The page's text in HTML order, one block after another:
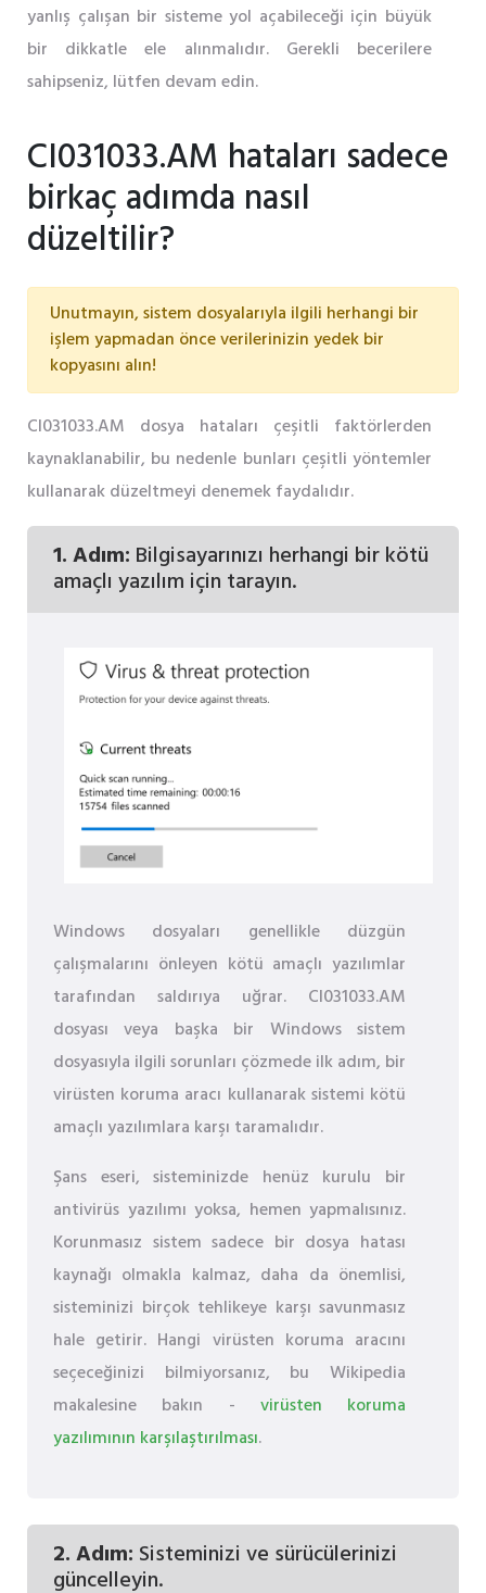
yanlış çalışan bir sisteme yol açabileceği için büyük
bir dikkatle ele alınmalıdır. Gerekli becerilere
sahipseniz, lütfen devam edin.
CI031033.AM hataları sadece
birkaç adımda nasıl
düzeltilir?
Unutmayın, sistem dosyalarıyla ilgili herhangi bir
işlem yapmadan önce verilerinizin yedek bir
kopyasını alın!
CI031033.AM dosya hataları çeşitli faktörlerden
kaynaklanabilir, bu nedenle bunları çeşitli yöntemler
kullanarak düzeltmeyi denemek faydalıdır.
1. Adım: Bilgisayarınızı herhangi bir kötü
amaçlı yazılım için tarayın.
Windows dosyaları genellikle düzgün
çalışmalarını önleyen kötü amaçlı yazılımlar
tarafından saldırıya uğrar. CI031033.AM
dosyası veya başka bir Windows sistem
dosyasıyla ilgili sorunları çözmede ilk adım, bir
virüsten koruma aracı kullanarak sistemi kötü
amaçlı yazılımlara karşı taramalıdır.
Şans eseri, sisteminizde henüz kurulu bir
antivirüs yazılımı yoksa, hemen yapmalısınız.
Korunmasız sistem sadece bir dosya hatası
kaynağı olmakla kalmaz, daha da önemlisi,
sisteminizi birçok tehlikeye karşı savunmasız
hale getirir. Hangi virüsten koruma aracını
seçeceğinizi bilmiyorsanız, bu Wikipedia
makalesine bakın - virüsten koruma
yazılımının karşılaştırılması.
2. Adım: Sisteminizi ve sürücülerinizi
güncelleyin.